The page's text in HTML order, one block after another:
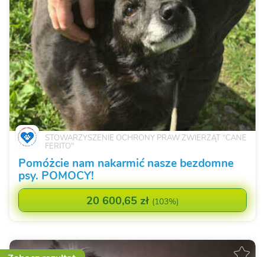
STOWARZYSZENIE OCHRONY PRAW ZWIERZĄT "CANE
FERITO"
Pomóżcie nam nakarmić nasze bezdomne
psy. POMOCY!
20 600,65 zł (103%)